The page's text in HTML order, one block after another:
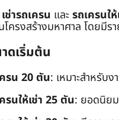
เช่ารถเครน และรถเครนให้
ครงสร้างมหาศาล โดยมีร
ดเริ่มต้น
รน 20 ตัน: เหมาะสำหรับ
รนให้เช่า 25 ตัน: ยอดนิย